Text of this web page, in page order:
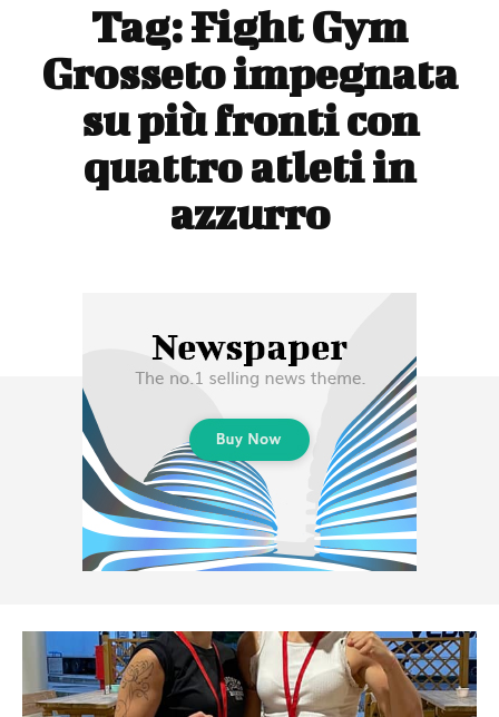
Tag:Fight Gym
Grosseto impegnata
su più fronti con
quattro atleti in
azzurro